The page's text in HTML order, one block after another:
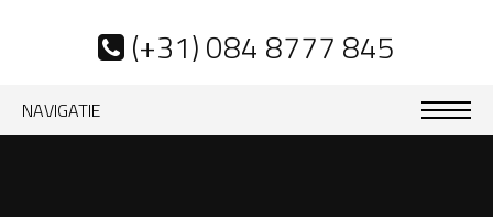
(+31) 084 8777 845
NAVIGATIE